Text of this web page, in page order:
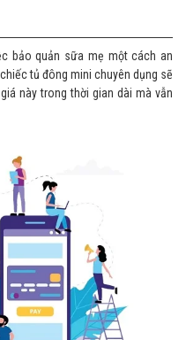
bảo quản sữa mẹ một cách an
tủ đông mini chuyên dụng sẽ
này trong thời gian dài mà vẫn